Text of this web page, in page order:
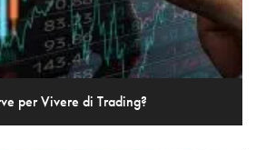
per Vivere di Trading?